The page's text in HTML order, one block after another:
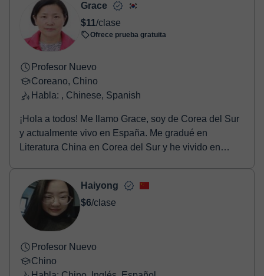
Grace
$11/clase
Ofrece prueba gratuita
Profesor Nuevo
Coreano, Chino
Habla: , Chinese, Spanish
¡Hola a todos! Me llamo Grace, soy de Corea del Sur
y actualmente vivo en España. Me gradué en
Literatura China en Corea del Sur y he vivido en
Haiyong
$6/clase
Profesor Nuevo
Chino